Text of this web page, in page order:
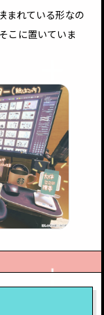
まれている形なの
こに置いていま